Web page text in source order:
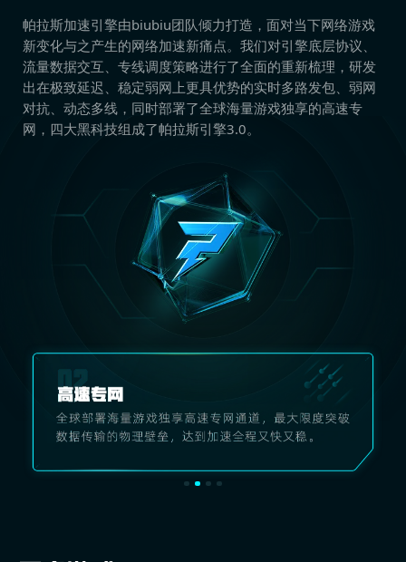
帕拉斯加速引擎由biubiu团队倾力打造，面对当下网络游戏
新变化与之产生的网络加速新痛点。我们对引擎底层协议、
流量数据交互、专线调度策略进行了全面的重新梳理，研发
出在极致延迟、稳定弱网上更具优势的实时多路发包、弱网
对抗、动态多线，同时部署了全球海量游戏独享的高速专
网，四大黑科技组成了帕拉斯引擎3.0。